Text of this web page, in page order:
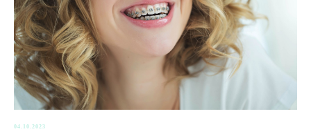
04.10.2023